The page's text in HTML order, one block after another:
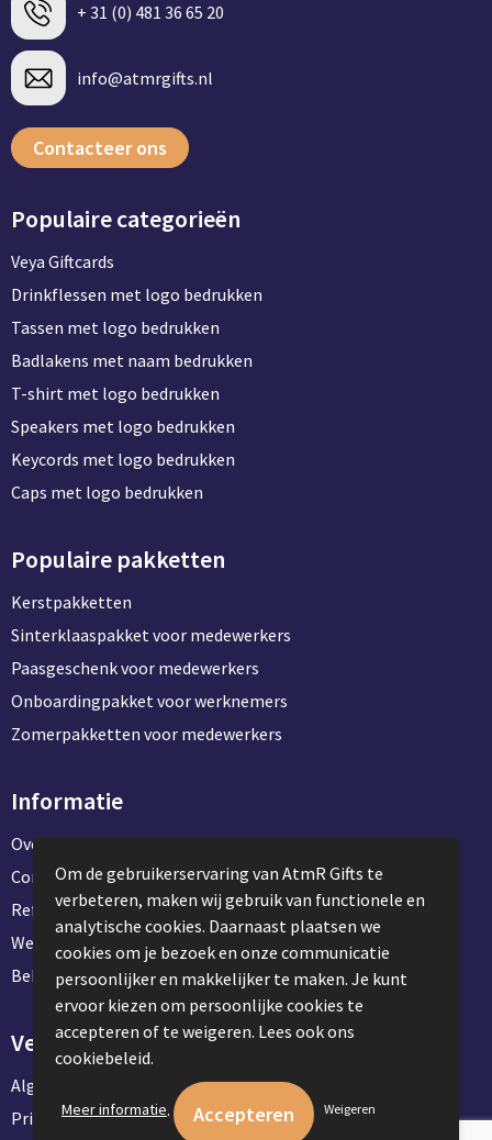
+ 31 (0) 481 36 65 20
info@atmrgifts.nl
Contacteer ons
Populaire categorieën
Veya Giftcards
Drinkflessen met logo bedrukken
Tassen met logo bedrukken
Badlakens met naam bedrukken
T-shirt met logo bedrukken
Speakers met logo bedrukken
Keycords met logo bedrukken
Caps met logo bedrukken
Populaire pakketten
Kerstpakketten
Sinterklaaspakket voor medewerkers
Paasgeschenk voor medewerkers
Onboardingpakket voor werknemers
Zomerpakketten voor medewerkers
Informatie
Over ons
Contact en klantenservice
Referentie projecten
Werken & stage bij AtmR Gifts
Bekijk kantoorbenodigdheden
Veilig winkelen
Algemene voorwaarden
Privacyverklaring
Om de gebruikerservaring van AtmR Gifts te
verbeteren, maken wij gebruik van functionele en
analytische cookies. Daarnaast plaatsen we
cookies om je bezoek en onze communicatie
persoonlijker en makkelijker te maken. Je kunt
ervoor kiezen om persoonlijke cookies te
accepteren of te weigeren. Lees ook ons
cookiebeleid.
Meer informatie. Weigeren